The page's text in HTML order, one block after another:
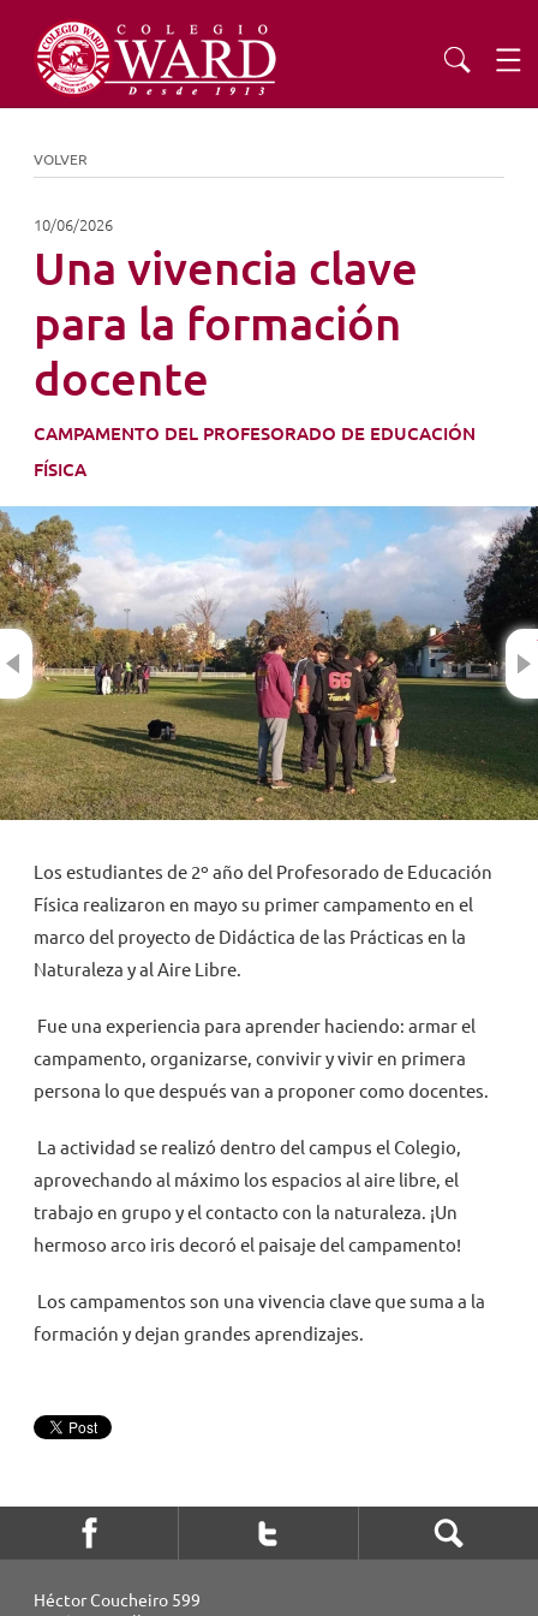
COMUNIDAD
AGENDA
NOVEDADES
TRABAJAR AQUÍ
INTRANET
VOLVER
10/06/2026
Una vivencia clave
para la formación
docente
CAMPAMENTO DEL PROFESORADO DE EDUCACIÓN
FÍSICA
Previous
Los estudiantes de 2º año del Profesorado de Educación
Física realizaron en mayo su primer campamento en el
marco del proyecto de Didáctica de las Prácticas en la
Naturaleza y al Aire Libre.
Fue una experiencia para aprender haciendo: armar el
campamento, organizarse, convivir y vivir en primera
persona lo que después van a proponer como docentes.
La actividad se realizó dentro del campus el Colegio,
aprovechando al máximo los espacios al aire libre, el
trabajo en grupo y el contacto con la naturaleza. ¡Un
hermoso arco iris decoró el paisaje del campamento!
Los campamentos son una vivencia clave que suma a la
formación y dejan grandes aprendizajes.
Héctor Coucheiro 599